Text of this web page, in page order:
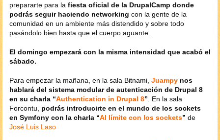
prepararte para la fiesta oficial de la DrupalCamp donde
podrás seguir haciendo networking con la gente de la
comunidad en un ambiente más distendido y sobre todo
pasándolo bien hasta que el cuerpo aguante.
El domingo empezará con la misma intensidad que acabó el
sábado.
Para empezar la mañana, en la sala Bitnami, Juampy nos
hablará del sistema modular de autenticación de Drupal 8
en su charla “Authentication in Drupal 8” . En la sala
Forcontu, podrás introducirte en el mundo de los sockets
en Symfony con la charla “Al límite con los sockets” de
José Luis Laso